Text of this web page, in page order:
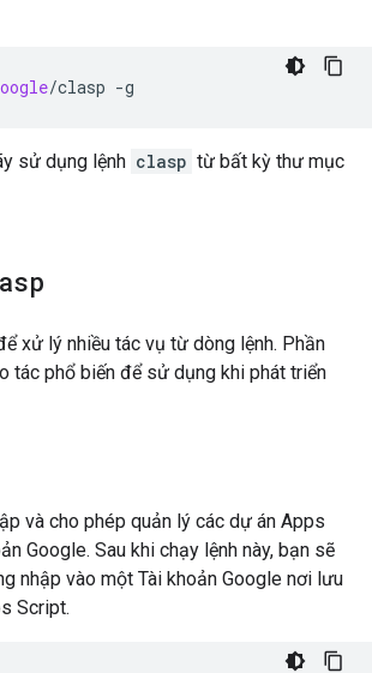
/clasp -g
sử dụng lệnh clasp từ bất kỳ thư mục
xử lý nhiều tác vụ từ dòng lệnh. Phần
tác phổ biến để sử dụng khi phát triển
và cho phép quản lý các dự án Apps
Google. Sau khi chạy lệnh này, bạn sẽ
nhập vào một Tài khoản Google nơi lưu
Script.